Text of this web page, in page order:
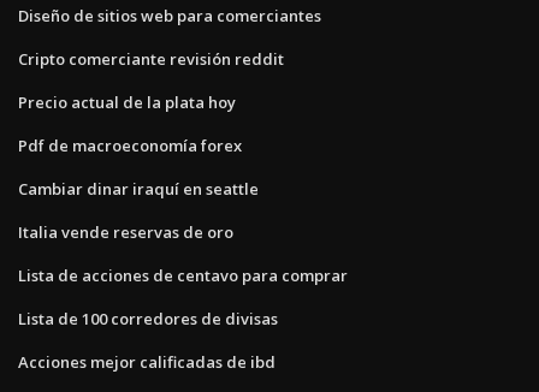
Diseño de sitios web para comerciantes
Cripto comerciante revisión reddit
Precio actual de la plata hoy
Pdf de macroeconomía forex
Cambiar dinar iraquí en seattle
Italia vende reservas de oro
Lista de acciones de centavo para comprar
Lista de 100 corredores de divisas
Acciones mejor calificadas de ibd